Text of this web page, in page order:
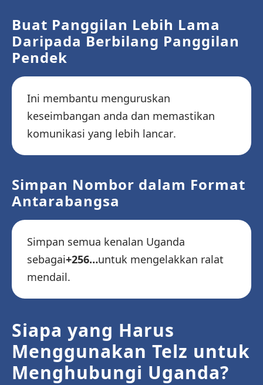
Buat Panggilan Lebih Lama
Daripada Berbilang Panggilan
Pendek
Ini membantu menguruskan
keseimbangan anda dan memastikan
komunikasi yang lebih lancar.
Simpan Nombor dalam Format
Antarabangsa
Simpan semua kenalan Uganda
sebagai+256…untuk mengelakkan ralat
mendail.
Siapa yang Harus
Menggunakan Telz untuk
Menghubungi Uganda?